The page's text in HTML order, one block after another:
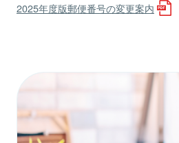
2025年度版郵便番号の変更案内